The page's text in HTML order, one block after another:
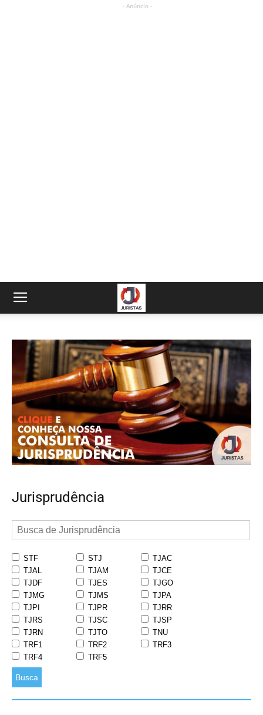
- Anúncio -
Jurisprudência
STF STJ
TJAC
TJAL
TJAM
TJCE
TJDF
TJES
TJGO
TJMG
TJMS
TJPA
TJPI
TJPR
TJRR
TJRS
TJSC
TJSP
TJRN
TJTO
TNU
TRF1
TRF2
TRF3
TRF4
TRF5
Busca